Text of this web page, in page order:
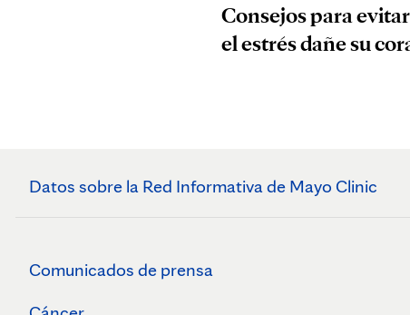
Consejos para
el estrés dañe su
Datos sobre la Red Informativa de Mayo Clinic
Comunicados de prensa